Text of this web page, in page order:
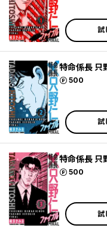
試
特命係長
500
ポイント
試
特命係長
500
ポイント
試